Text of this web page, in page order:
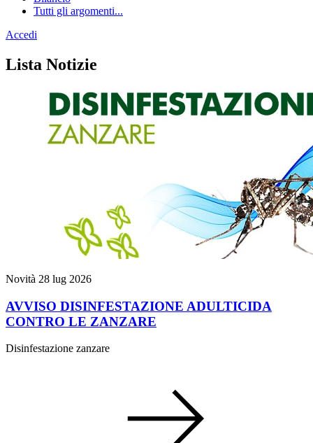
Tutti gli argomenti...
Accedi
Homepage
Lista Notizie
Novità 28 lug 2026
AVVISO DISINFESTAZIONE ADULTICIDA
CONTRO LE ZANZARE
Disinfestazione zanzare